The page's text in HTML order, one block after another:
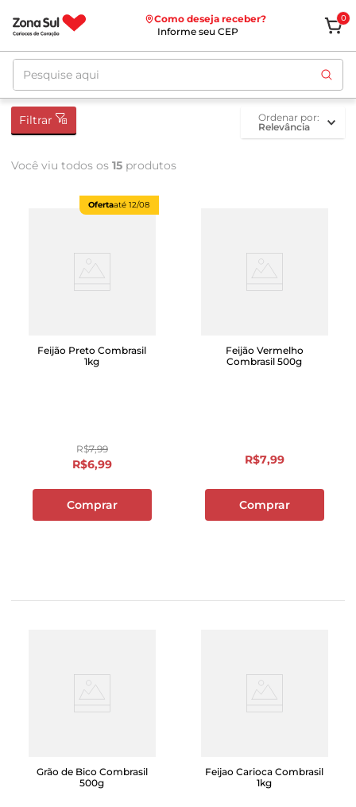
Como deseja receber?
Informe seu CEP
0
Pesquise aqui
Filtrar
ordenar por
Relevância
Você viu todos os 15 produtos
Ofertaaté 12/08
Feijão Preto Combrasil
1kg
R$7,99
R$6,99
Comprar
Feijão Vermelho
Combrasil 500g
R$7,99
Comprar
Grão de Bico Combrasil
500g
Feijao Carioca Combrasil
1kg